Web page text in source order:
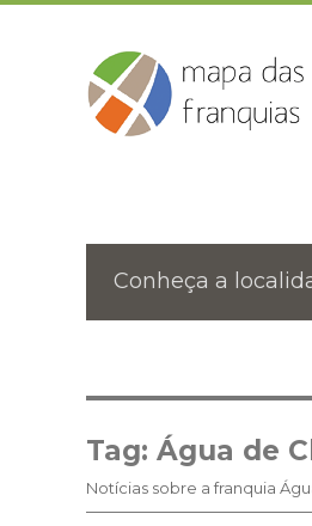
Conheça a
Tag: Água de
Notícias sobre a franquia